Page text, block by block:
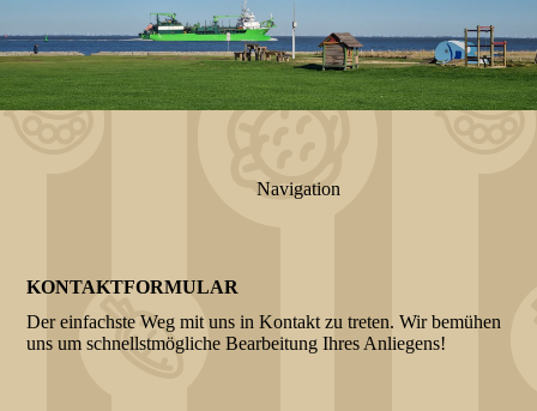
Navigation
KONTAKTFORMULAR
Der einfachste Weg mit uns in Kontakt zu treten. Wir bemühen
uns um schnellstmögliche Bearbeitung Ihres Anliegens!